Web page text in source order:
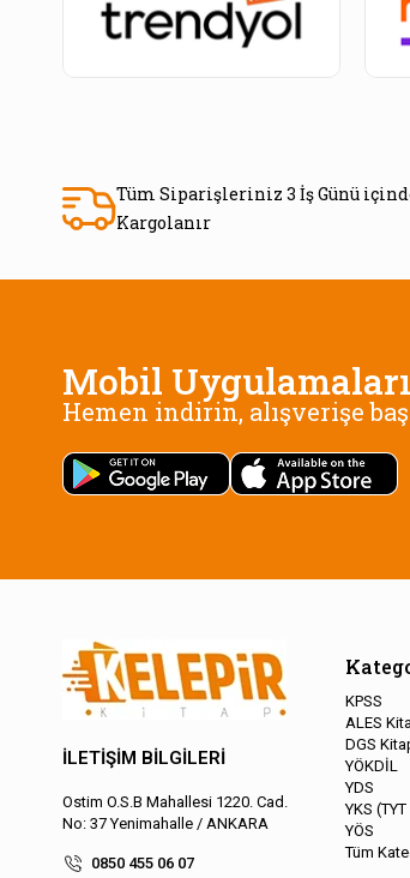
Tüm Siparişleriniz 3 İş Günü
Kargolanır
Mobil
Hemen indirin, alışverişe
İLETİŞİM BİLGİLERİ
Ostim O.S.B Mahallesi 1220. Cad.
No: 37 Yenimahalle / ANKARA
0850 455 06 07
KPSS
ALES
DGS
YÖKDİL
YDS
YKS
YÖS
Tüm